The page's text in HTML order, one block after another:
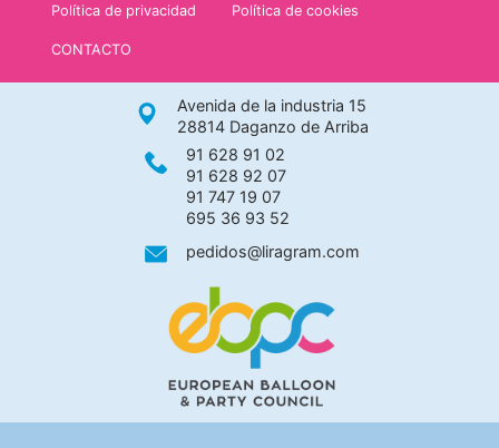
Política de privacidad Política de cookies
CONTACTO
Avenida de la industria 15
28814 Daganzo de Arriba
91 628 91 02
91 628 92 07
91 747 19 07
695 36 93 52
pedidos@liragram.com